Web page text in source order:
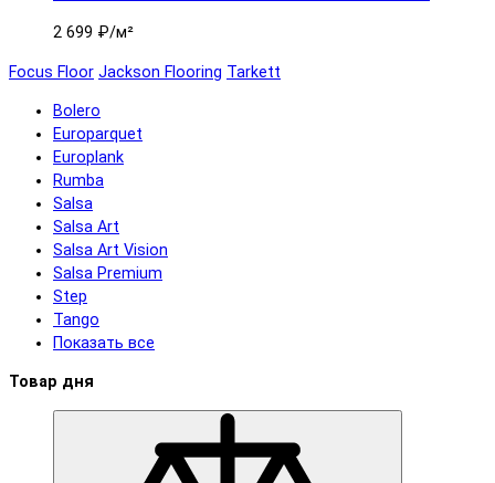
2 699 ₽/м²
Focus Floor Jackson Flooring Tarkett
Bolero
Europarquet
Europlank
Rumba
Salsa
Salsa Art
Salsa Art Vision
Salsa Premium
Step
Tango
Показать все
Товар дня